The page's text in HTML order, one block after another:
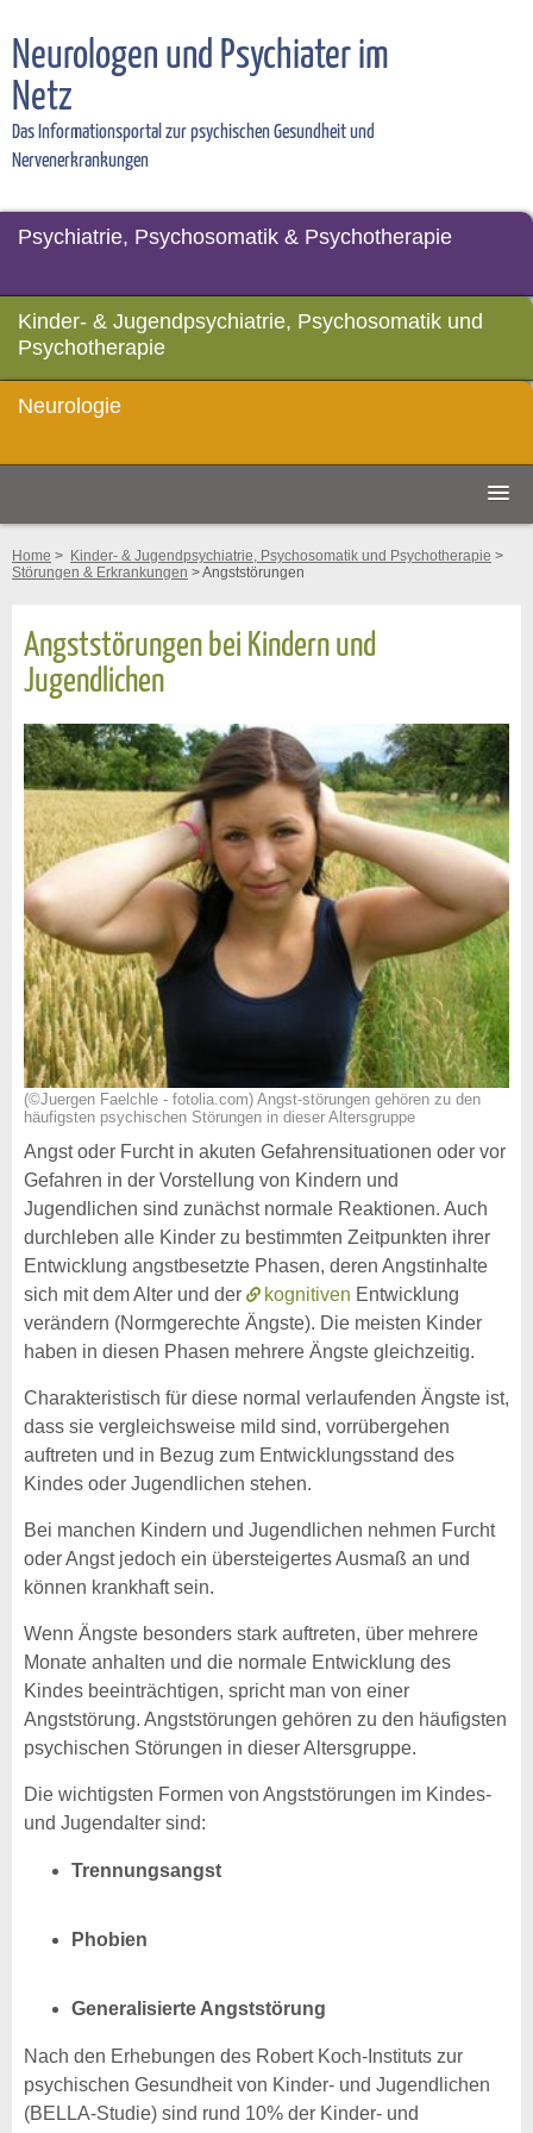
Neurologen und Psychiater im
Netz
Das Informationsportal zur psychischen Gesundheit und
Nervenerkrankungen
Psychiatrie, Psychosomatik & Psychotherapie
Kinder- & Jugendpsychiatrie, Psychosomatik und
Psychotherapie
Neurologie
Home > Kinder- & Jugendpsychiatrie, Psychosomatik und Psychotherapie >
Störungen & Erkrankungen > Angststörungen
Angststörungen bei Kindern und
Jugendlichen
(©Juergen Faelchle - fotolia.com) Angst-störungen gehören zu den
häufigsten psychischen Störungen in dieser Altersgruppe
Angst oder Furcht in akuten Gefahrensituationen oder vor
Gefahren in der Vorstellung von Kindern und
Jugendlichen sind zunächst normale Reaktionen. Auch
durchleben alle Kinder zu bestimmten Zeitpunkten ihrer
Entwicklung angstbesetzte Phasen, deren Angstinhalte
sich mit dem Alter und der
kognitiven Entwicklung
verändern (Normgerechte Ängste). Die meisten Kinder
haben in diesen Phasen mehrere Ängste gleichzeitig.
Charakteristisch für diese normal verlaufenden Ängste ist,
dass sie vergleichsweise mild sind, vorrübergehen
auftreten und in Bezug zum Entwicklungsstand des
Kindes oder Jugendlichen stehen.
Bei manchen Kindern und Jugendlichen nehmen Furcht
oder Angst jedoch ein übersteigertes Ausmaß an und
können krankhaft sein.
Wenn Ängste besonders stark auftreten, über mehrere
Monate anhalten und die normale Entwicklung des
Kindes beeinträchtigen, spricht man von einer
Angststörung. Angststörungen gehören zu den häufigsten
psychischen Störungen in dieser Altersgruppe.
Die wichtigsten Formen von Angststörungen im Kindes-
und Jugendalter sind:
Trennungsangst
Phobien
Generalisierte Angststörung
Nach den Erhebungen des Robert Koch-Instituts zur
psychischen Gesundheit von Kinder- und Jugendlichen
(BELLA-Studie) sind rund 10% der Kinder- und